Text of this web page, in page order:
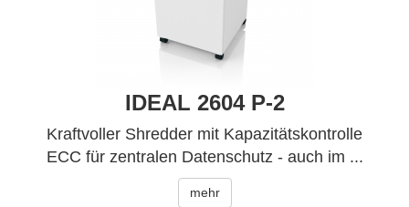
IDEAL 2604 P-2
Kraftvoller Shredder mit Kapazitätskontrolle
ECC für zentralen Datenschutz - auch im ...
mehr